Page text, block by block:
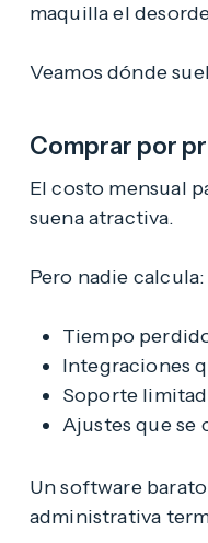
maquilla el
Veamos dónde
Comprar por
El costo mensual
suena atractiva.
Pero nadie calcula:
Tiempo
Integraciones
Soporte
Ajustes que se
Un software
administrativa